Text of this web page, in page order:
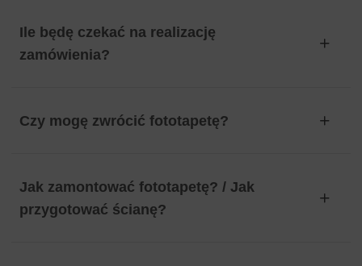
Ile będę czekać na realizację
zamówienia?
Czy mogę zwrócić fototapetę?
Jak zamontować fototapetę? / Jak
przygotować ścianę?